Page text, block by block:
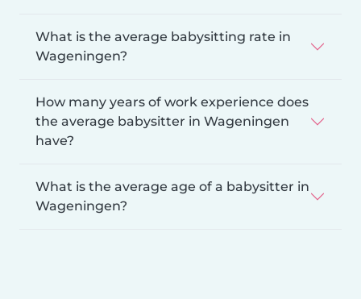
What is the average babysitting rate in
Wageningen?
How many years of work experience does
the average babysitter in Wageningen
have?
What is the average age of a babysitter in
Wageningen?